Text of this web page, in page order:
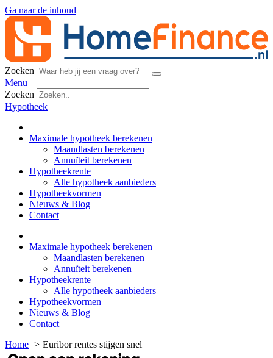
Ga naar de inhoud
Zoeken
Menu
Zoeken
Hypotheek
Maximale hypotheek berekenen
Maandlasten berekenen
Annuïteit berekenen
Hypotheekrente
Alle hypotheek aanbieders
Hypotheekvormen
Nieuws & Blog
Contact
Maximale hypotheek berekenen
Maandlasten berekenen
Annuïteit berekenen
Hypotheekrente
Alle hypotheek aanbieders
Hypotheekvormen
Nieuws & Blog
Contact
Home
Euribor rentes stijgen snel